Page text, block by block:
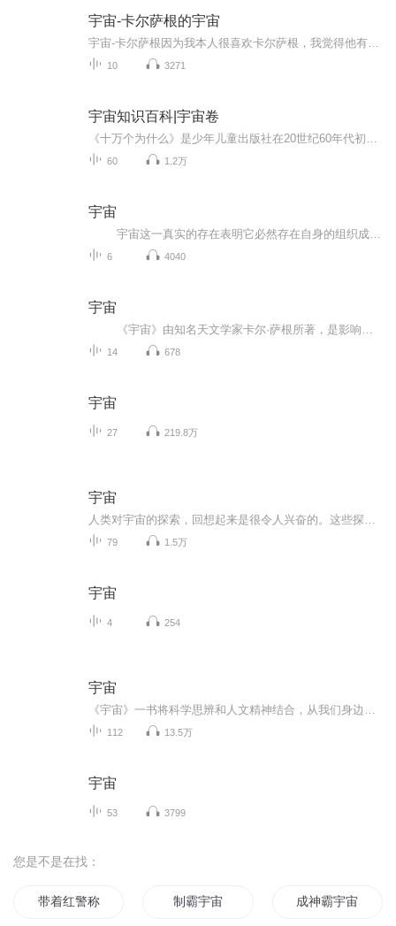
宇宙-卡尔萨根的宇宙
10 3271
宇宙知识百科|宇宙卷
60 1.2万
宇宙
6 4040
宇宙
14 678
宇宙
27 219.8万
宇宙
79 1.5万
宇宙
4 254
宇宙
112 13.5万
宇宙
53 3799
您是不是在找：
带着红警称霸 制霸宇宙 成神霸宇宙